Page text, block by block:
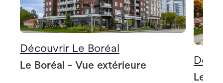
Découvrir Le Boréal
Le Boréal - Vue extérieure
Le